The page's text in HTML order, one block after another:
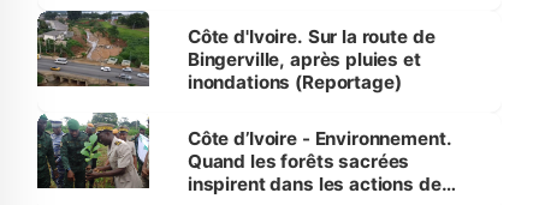
(Alassane Ouattara
Côte d'Ivoire. Sur la route de
Bingerville, après pluies et
inondations (Reportage)
Côte d’Ivoire - Environnement.
Quand les forêts sacrées
inspirent dans les actions de